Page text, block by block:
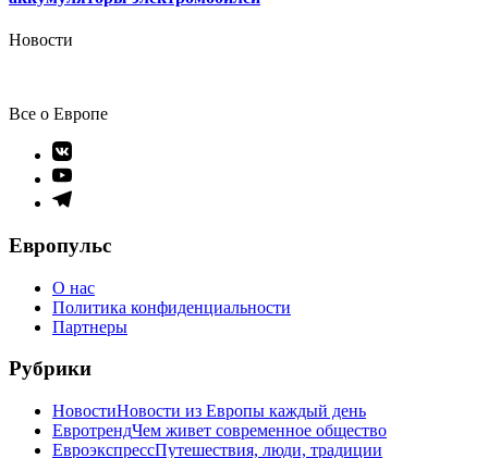
Новости
Все о Европе
Элемент
меню
Элемент
меню
Элемент
Европульс
О нас
Политика конфиденциальности
Партнеры
Рубрики
НовостиНовости из Европы каждый день
ЕвротрендЧем живет современное общество
ЕвроэкспрессПутешествия, люди, традиции